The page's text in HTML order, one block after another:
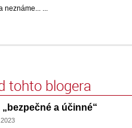
neznáme... ...
tohto blogera
„bezpečné a účinné“